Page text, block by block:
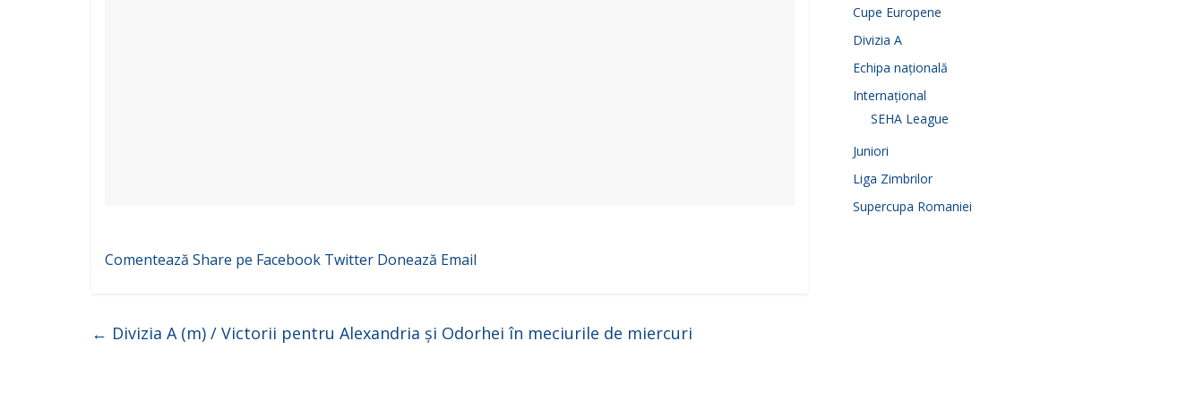
Comentează Share pe Facebook Twitter Donează Email
← Divizia A (m) / Victorii pentru Alexandria și Odorhei în meciurile de miercuri
Cupe Europene
Divizia A
Echipa națională
Internațional
SEHA League
Juniori
Liga Zimbrilor
Supercupa Romaniei